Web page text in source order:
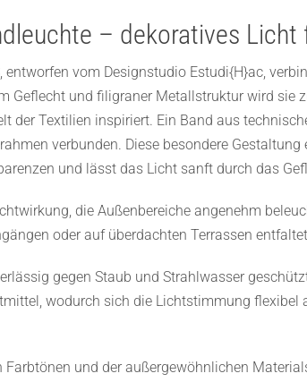
– dekoratives Licht
entworfen vom Designstudio Estudi{H}ac,
Geflecht und filigraner Metallstruktur wird sie
der Textilien inspiriert. Ein Band aus
verbunden. Diese besondere
und lässt das Licht sanft durch das
die Außenbereiche angenehm
oder auf überdachten Terrassen
gegen Staub und Strahlwasser
wodurch sich die Lichtstimmung
und der außergewöhnlichen